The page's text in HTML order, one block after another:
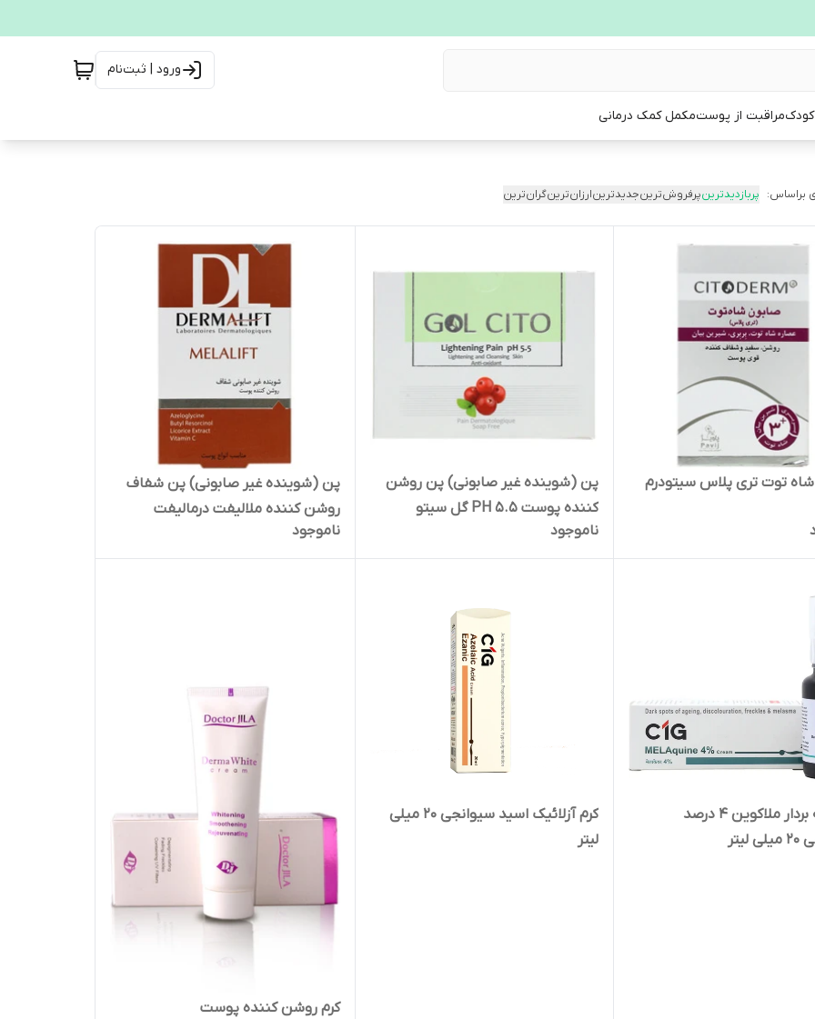
ورود | ثبت‌نام
کودکمراقبت از پوستمکمل کمک درمانی
براساس: پربازدیدترینپرفروش‌ترینجدیدترینارزان‌ترینگران‌ترین
توت تری پلاس سیتودرم
پن (شوینده غیر صابونی) پن روشن
کننده پوست 5.5 PH گل سیتو
ناموجود
پن (شوینده غیر صابونی) پن شفاف
روشن کننده ملالیفت درمالیفت
ناموجود
کرم لایه بردار ملاکوین 4 درصد
کرم آزلائیک اسید سیوانجی 20 میلی
لیتر
کرم روشن کننده پوست